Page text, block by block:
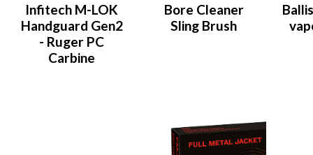
Infitech M-LOK
Handguard Gen2
- Ruger PC
Carbine
Bore Cleaner
Sling Brush